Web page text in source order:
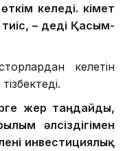
келеді. Үкімет
– деді Қасым-
келетін
жер таңдайды,
әлсіздігімен
инвестициялық